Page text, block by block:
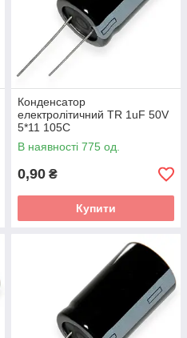
Конденсатор
електролітичний TR 1uF 50V
5*11 105C
В наявності 775 од.
0,90 ₴
Купити